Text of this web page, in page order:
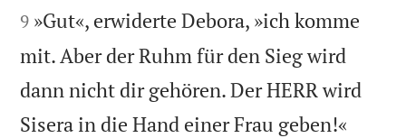
9 »Gut«, erwiderte Debora, »ich komme
mit. Aber der Ruhm für den Sieg wird
dann nicht dir gehören. Der HERR wird
Sisera in die Hand einer Frau geben!«